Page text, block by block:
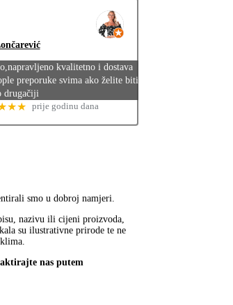
kvalitetno i dostava
preporuke svima ako želite biti
drugačiji
prije godinu dana
smo u dobroj namjeri.
nazivu ili cijeni proizvoda,
su ilustrativne prirode te ne
nas putem